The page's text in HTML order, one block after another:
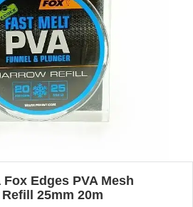
Fox Edges PVA Mesh
25mm 20m